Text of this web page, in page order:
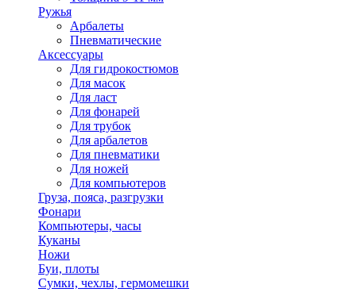
Ружья
Арбалеты
Пневматические
Аксессуары
Для гидрокостюмов
Для масок
Для ласт
Для фонарей
Для трубок
Для арбалетов
Для пневматики
Для ножей
Для компьютеров
Груза, пояса, разгрузки
Фонари
Компьютеры, часы
Куканы
Ножи
Буи, плоты
Сумки, чехлы, гермомешки